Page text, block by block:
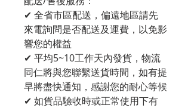
✔ 全省市區配送，偏遠地區請先
來電詢問是否配送及運費，以免影
響您的權益
✔ 平均5~10工作天內發貨，物流
同仁將與您聯繫送貨時間，如有提
早將盡快通知，感謝您的耐心等候
✔ 如貨品驗收時或正常使用下有